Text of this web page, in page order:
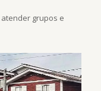
grupos e